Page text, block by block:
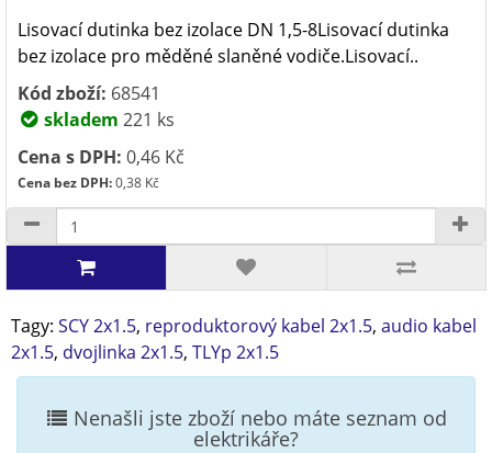
Lisovací dutinka bez izolace DN 1,5-8Lisovací dutinka
bez izolace pro měděné slaněné vodiče.Lisovací..
Kód zboží: 68541
skladem 221 ks
Cena s DPH: 0,46 Kč
Cena bez DPH:0,38 Kč
Tagy: SCY 2x1.5, reproduktorový kabel 2x1.5, audio kabel
2x1.5, dvojlinka 2x1.5, TLYp 2x1.5
Nenašli jste zboží nebo máte seznam od
elektrikáře?